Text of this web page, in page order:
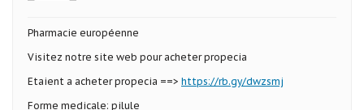
Pharmacie européenne
Visitez notre site web pour acheter propecia
Etaient a acheter propecia ==> https://rb.gy/dwzsmj
Forme medicale: pilule